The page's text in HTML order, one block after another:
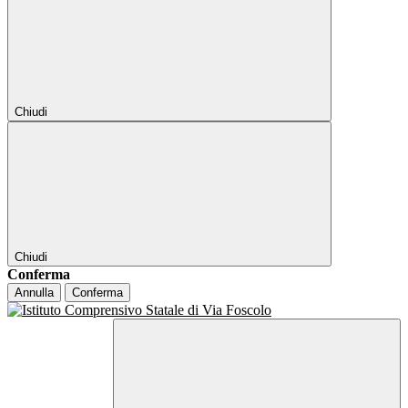
Chiudi
Chiudi
Conferma
Annulla Conferma